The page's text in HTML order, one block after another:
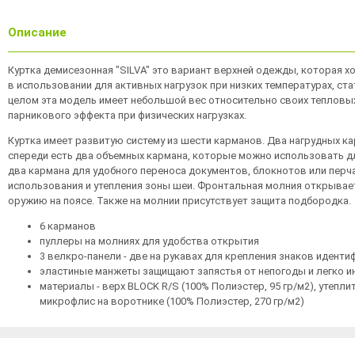
Описание
Куртка демисезонная "SILVA" это вариант верхней одежды, которая
в использовании для активных нагрузок при низких температурах,
целом эта модель имеет небольшой вес относительно своих
парникового эффекта при физических нагрузках.
Куртка имеет развитую систему из шести карманов. Два нагрудных
спереди есть два объемных кармана, которые можно использовать
два кармана для удобного переноса документов, блокнотов или
использования и утепления зоны шеи. Фронтальная молния
оружию на поясе. Также на молнии присутствует защита подбородка.
6 карманов
пуллеры на молниях для удобства открытия
3 велкро-панели - две на рукавах для крепления знаков
эластиные манжеты защищают запястья от непогоды и легко
материалы - верх BLOCK R/S (100% Полиэстер, 95 гр/м2),
микрофлис на воротнике (100% Полиэстер, 270 гр/м2)